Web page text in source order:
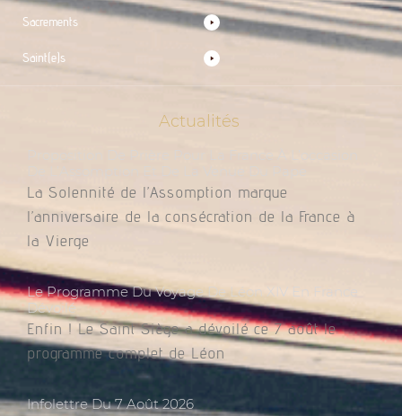
Sacrements
Saint(e)s
Actualités
La Solennité de l’Assomption marque
l’anniversaire de la consécration de la France à
la Vierge
Le Programme Du Voyage De Léon XIV En France
Dévoilé
Enfin ! Le Saint Siège a dévoilé ce 7 août le
programme complet de Léon
Infolettre Du 7 Août 2026